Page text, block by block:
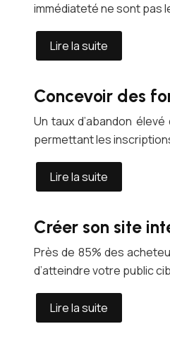
immédiateté ne sont pas
Lire la suite
Concevoir des
Un taux d’abandon
permettant les
Lire la suite
Créer son site
Près de 85% des
d’atteindre votre public
Lire la suite